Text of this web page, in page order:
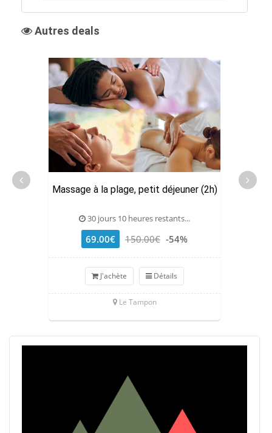
Autres deals
Massage à la plage, petit déjeuner (2h)
30 jours 10 heures restants...
69.00€ 150.00€ -54%
J'achète Détails
Le Tampon